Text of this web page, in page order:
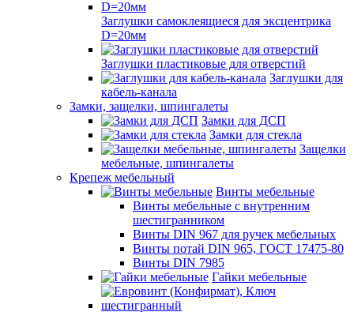
Заглушки самоклеящиеся для эксцентрика
D=20мм
Заглушки пластиковые для отверстий
Заглушки для
кабель-канала
Замки, защелки, шпингалеты
Замки для ДСП
Замки для стекла
Защелки
мебельные, шпингалеты
Крепеж мебельный
Винты мебельные
Винты мебельные с внутренним
шестигранником
Винты DIN 967 для ручек мебельных
Винты потай DIN 965, ГОСТ 17475-80
Винты DIN 7985
Гайки мебельные